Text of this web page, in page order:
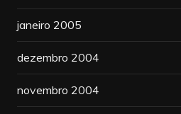
janeiro 2005
dezembro 2004
novembro 2004